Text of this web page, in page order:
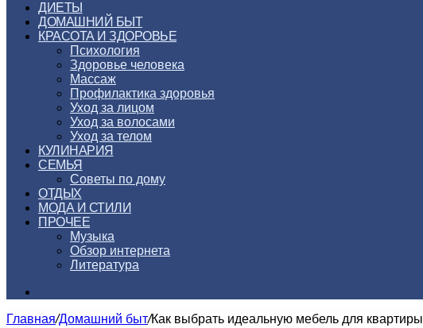
ДИЕТЫ
ДОМАШНИЙ БЫТ
КРАСОТА И ЗДОРОВЬЕ
Психология
Здоровье человека
Массаж
Профилактика здоровья
Уход за лицом
Уход за волосами
Уход за телом
КУЛИНАРИЯ
СЕМЬЯ
Советы по дому
ОТДЫХ
МОДА И СТИЛИ
ПРОЧЕЕ
Музыка
Обзор интернета
Литература
Главная/Домашний быт/Как выбрать идеальную мебель для квартиры